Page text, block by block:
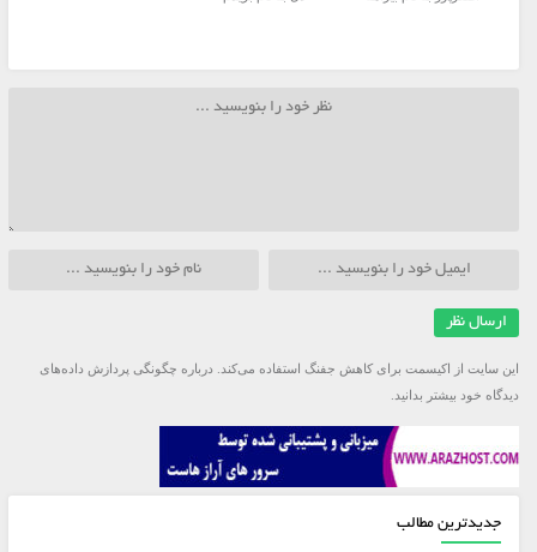
این سایت از اکیسمت برای کاهش جفنگ استفاده می‌کند. درباره چگونگی پردازش داده‌های
دیدگاه خود بیشتر بدانید.
جدیدترین مطالب